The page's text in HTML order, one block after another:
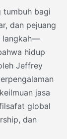
tumbuh bagi
dan pejuang
langkah—
hidup
Jeffrey
jasa
global
dan